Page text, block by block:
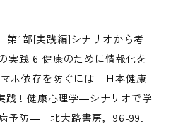
第1部[実践編]シナリオから考
実践 6 健康のために情報化を
ホ依存を防ぐには 日本健康
! 健康心理学―シナリオで学
予防― 北大路書房，96-99．